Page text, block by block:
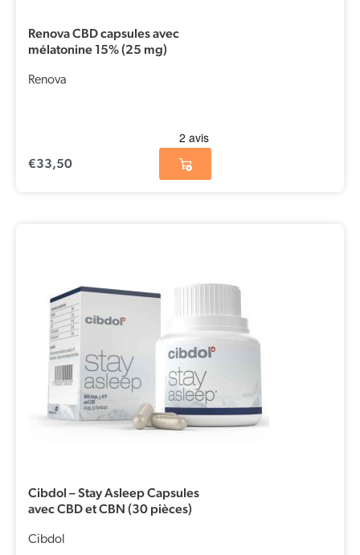
Renova CBD capsules avec
mélatonine 15% (25 mg)
Renova
€33,50
Cibdol – Stay Asleep Capsules
avec CBD et CBN (30 pièces)
Cibdol